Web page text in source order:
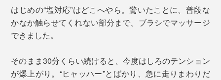
はじめの“塩対応”はどこへやら。驚いたことに、普段な
かなか触らせてくれない部分まで、ブラシでマッサージ
できました。
そのまま30分くらい続けると、今度はしろのテンション
が爆上がり。“ヒャッハー”とばかり、急に走りまわりだ